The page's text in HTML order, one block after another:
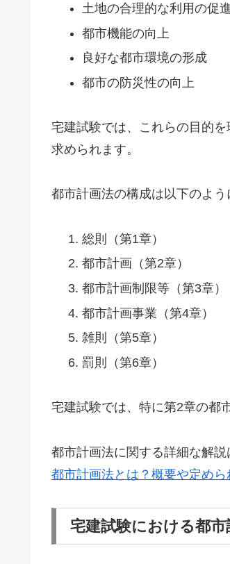
土地の合理的な利用の促進
都市機能の向上
良好な都市環境の形成
都市の防災性の向上
宅建試験では、これらの目的
求められます。
都市計画法の構成は以下のよう
総則（第1章）
都市計画（第2章）
都市計画制限等（第3章）
都市計画事業（第4章）
雑則（第5章）
罰則（第6章）
宅建試験では、特に第2章の都
都市計画法に関する詳細な解
都市計画法とは？概要や定め
宅建試験における都